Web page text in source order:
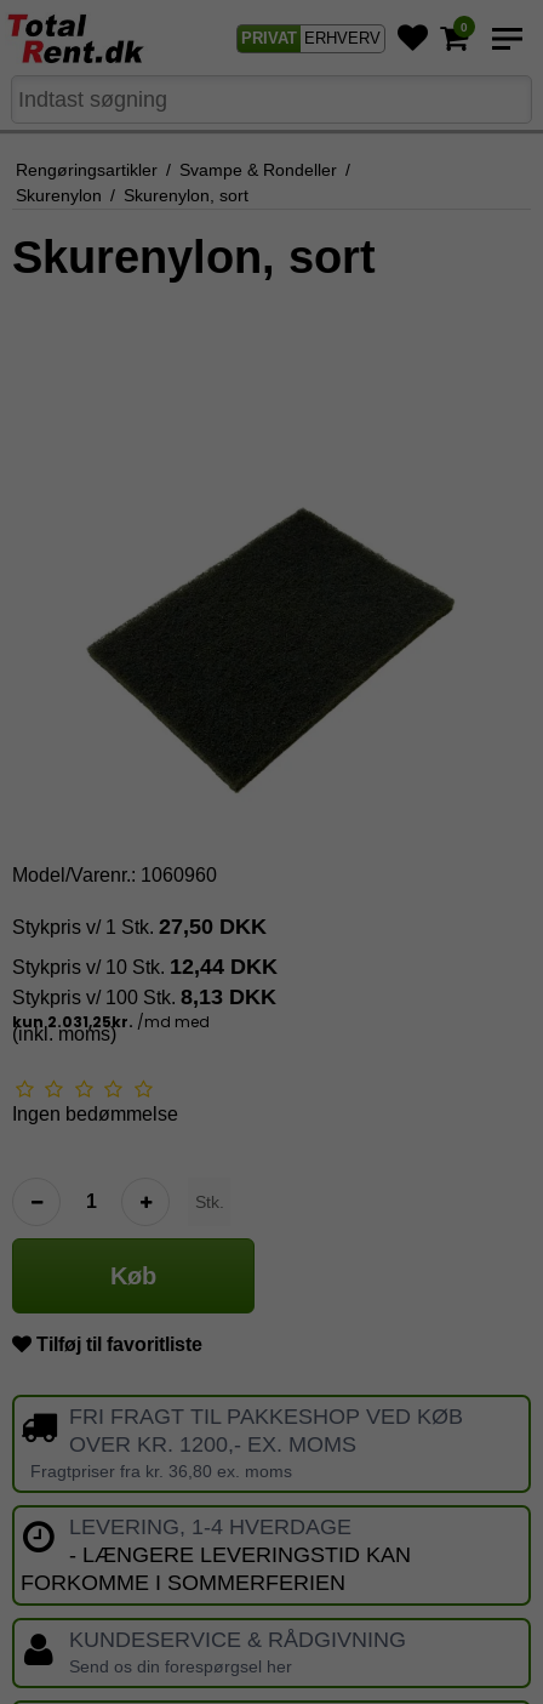
PRIVAT ERHVERV
0
Rengøringsartikler / Svampe & Rondeller /
Skurenylon / Skurenylon, sort
Skurenylon, sort
Model/Varenr.: 1060960
Stykpris v/ 1 Stk. 27,50 DKK
Stykpris v/ 10 Stk. 12,44 DKK
Stykpris v/ 100 Stk. 8,13 DKK
(inkl. moms)
Ingen bedømmelse
Stk.
Køb
Tilføj til favoritliste
FRI FRAGT TIL PAKKESHOP VED KØB
OVER KR. 1200,- EX. MOMS
Fragtpriser fra kr. 36,80 ex. moms
LEVERING, 1-4 HVERDAGE
- LÆNGERE LEVERINGSTID KAN
FORKOMME I SOMMERFERIEN
KUNDESERVICE & RÅDGIVNING
Send os din forespørgsel her